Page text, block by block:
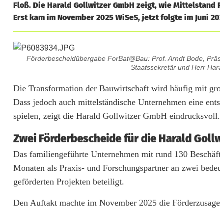
Floß. Die Harald Gollwitzer GmbH zeigt, wie
Erst kam im November 2025 WiSeS, jetzt folgte im Juni
H
r
a
d
G
o
l
Förderbescheidübergabe ForBat@Bau: Prof. Arndt Bode,
Staatssekretär und Herr
Die Transformation der Bauwirtschaft wird häufig mit
Dass jedoch auch mittelständische Unternehmen eine
spielen, zeigt die Harald Gollwitzer GmbH eindrucksvoll.
Zwei Förderbescheide für die Harald
Das familiengeführte Unternehmen mit rund 130
Monaten als Praxis- und Forschungspartner an zwei
geförderten Projekten beteiligt.
Den Auftakt machte im November 2025 die